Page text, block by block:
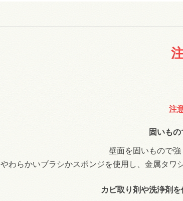
注
固いも
壁面を固いもので強
やわらかいブラシかスポンジを使用し、金属タワ
カビ取り剤や洗浄剤